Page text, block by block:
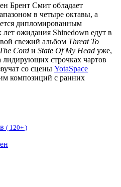
Брент Смит обладает
в четыре октавы, а
дипломированным
ожидания Shinedown едут в
свежий альбом Threat To
Cord и State Of My Head уже,
лидирующих строчках чартов
со сцены YotaSpace
композиций с ранних
( 120+ )